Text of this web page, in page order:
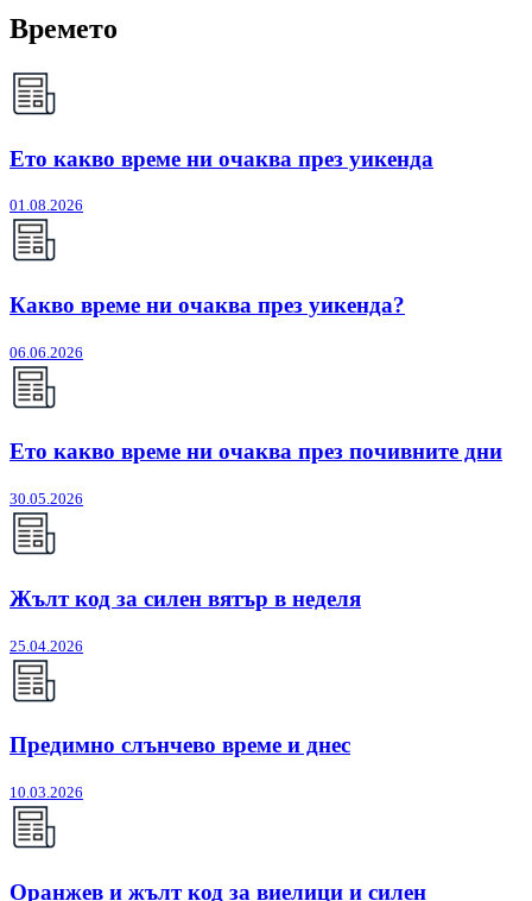
Времето
Ето какво време ни очаква през уикенда
01.08.2026
Какво време ни очаква през уикенда?
06.06.2026
Ето какво време ни очаква през почивните дни
30.05.2026
Жълт код за силен вятър в неделя
25.04.2026
Предимно слънчево време и днес
10.03.2026
Оранжев и жълт код за виелици и силен